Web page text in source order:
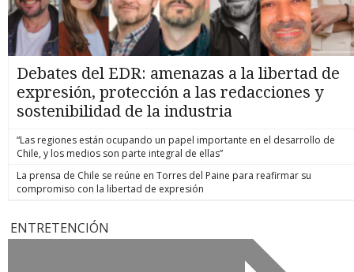
Debates del EDR: amenazas a la libertad de
expresión, protección a las redacciones y
sostenibilidad de la industria
“Las regiones están ocupando un papel importante en el desarrollo de
Chile, y los medios son parte integral de ellas”
La prensa de Chile se reúne en Torres del Paine para reafirmar su
compromiso con la libertad de expresión
ENTRETENCIÓN